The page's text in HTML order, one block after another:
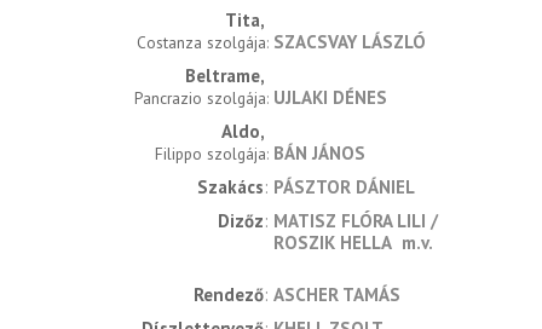
Tita
Costanza szolgája SZACSVAY LÁSZLÓ
Beltrame
Pancrazio szolgája UJLAKI DÉNES
Aldo
Filippo szolgája BÁN JÁNOS
Szakács PÁSZTOR DÁNIEL
Dizőz MATISZ FLÓRA LILI
ROSZIK HELLA m.v.
rendező ASCHER TAMÁS